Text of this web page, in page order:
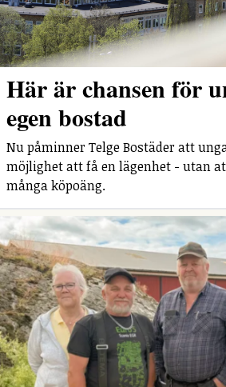
Här är chansen för
egen bostad
Nu påminner Telge Bostäder att
möjlighet att få en lägenhet - utan
många köpoäng.